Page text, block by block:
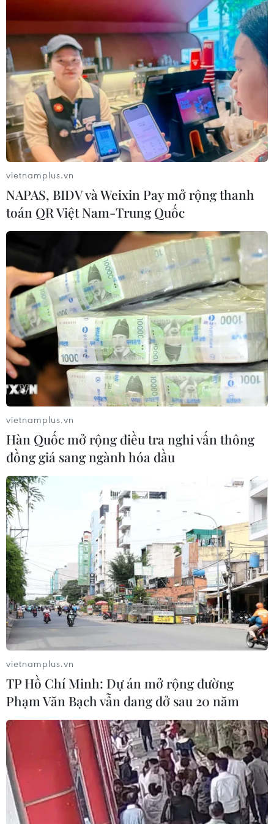
Động đất mạnh làm rung chuyển
miền Nam Philippines
05/08/2026 05:29
Điểm hẹn ngắm băng trôi và cá voi ở
Canada
Mưa lũ, sạt lở tại Sri Lanka khiến 5
04/08/2026 23:09
Mỹ trục xuất gần 1,5 triệu người nhập
cư trái phép trong 12 tháng
04/08/2026 22:43
WHO ghi nhận tín hiệu tích cực từ
thử nghiệm điều trị Ebola tại Congo
04/08/2026 22:42
Italy: Hai trận động đất liên tiếp làm
rung chuyển khu vực gần tháp
nghiêng Pisa
04/08/2026 22:41
Trung Quốc tăng cường trấn áp tội
phạm có tổ chức
04/08/2026 14:24
Báo động xu hướng gia tăng người
trẻ mắc ung thư
04/08/2026 14:10
Hàn Quốc ban hành cảnh báo nắng
nóng cao nhất tại thủ đô Seoul
04/08/2026 12:37
vietnamplus.vn
NAPAS, BIDV và Weixin Pay mở rộng thanh
toán QR Việt Nam-Trung Quốc
vietnamplus.vn
Hàn Quốc mở rộng điều tra nghi vấn thông
đồng giá sang ngành hóa dầu
vietnamplus.vn
TP Hồ Chí Minh: Dự án mở rộng đường
Phạm Văn Bạch vẫn dang dở sau 20 năm